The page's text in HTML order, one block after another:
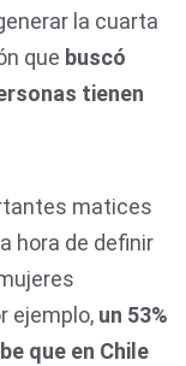
la cuarta
que buscó
tienen
matices
hora de definir
ejemplo, un 53%
que en Chile